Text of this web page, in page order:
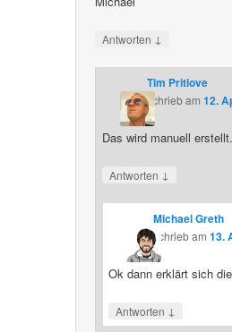
Antworten ↓
Tim Pritlove
schriebam 12.
Das wird manuell erstellt.
Antworten ↓
Michael Greth
schriebam13.
Ok dann erklärt sich
Antworten ↓